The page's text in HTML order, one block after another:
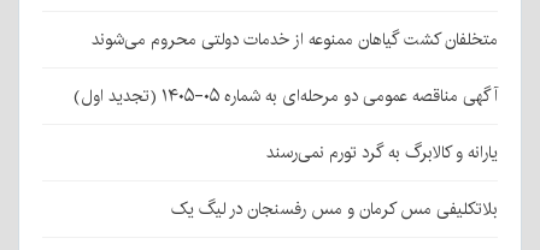
متخلفان کشت گیاهان ممنوعه از خدمات دولتی محروم می‌شوند
آگهی مناقصه عمومی دو مرحله‌ای به شماره ۰۵-۱۴۰۵ (تجدید اول)
یارانه و کالابرگ به گرد تورم نمی‌رسند
بلاتکلیفی مس کرمان و مس رفسنجان در لیگ یک